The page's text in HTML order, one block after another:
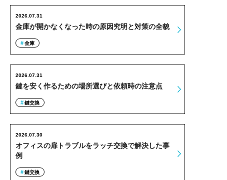
金庫が開かなくなった時の原因究明と対策の全貌
2026.07.31
金庫
鍵を安く作るための場所選びと依頼時の注意点
2026.07.31
鍵交換
オフィスの扉トラブルをラッチ交換で解決した事
例
2026.07.30
鍵交換